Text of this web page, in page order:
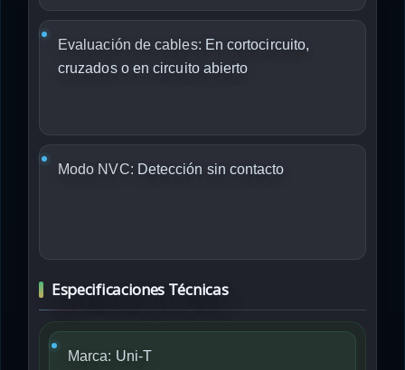
Evaluación de cables: En cortocircuito,
cruzados o en circuito abierto
Modo NVC: Detección sin contacto
Especificaciones Técnicas
Marca: Uni-T